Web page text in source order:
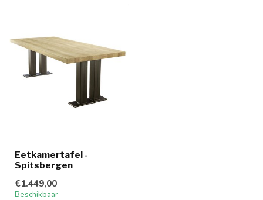
Eetkamertafel -
Spitsbergen
€1.449,00
Beschikbaar